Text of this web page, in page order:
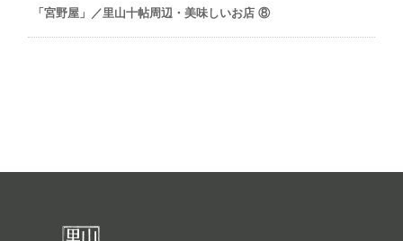
「宮野屋」／里山十帖周辺・美味しいお店 ⑧